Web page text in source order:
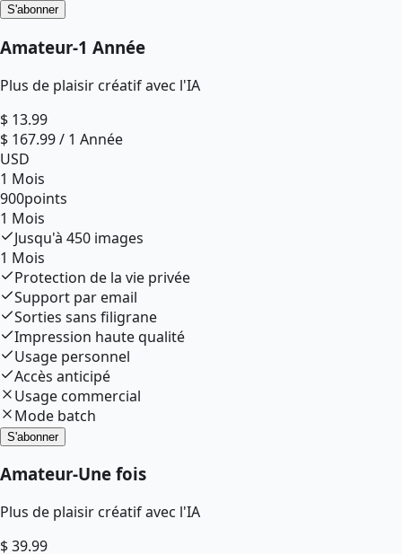
S'abonner
Amateur-1 Année
Plus de plaisir créatif avec l'IA
$ 13.99
$ 167.99/ 1 Année
USD
1 Mois
900points
1 Mois
Jusqu'à 450 images
1 Mois
Protection de la vie privée
Support par email
Sorties sans filigrane
Impression haute qualité
Usage personnel
Accès anticipé
Usage commercial
Mode batch
S'abonner
Amateur-Une fois
Plus de plaisir créatif avec l'IA
$39.99